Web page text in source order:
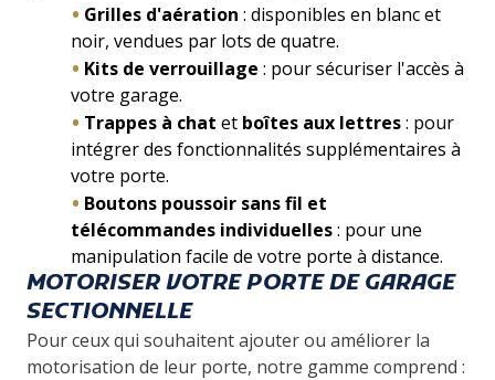
Grilles d'aération : disponibles en blanc et
noir, vendues par lots de quatre.
Kits de verrouillage : pour sécuriser l'accès à
votre garage.
Trappes à chat et boîtes aux lettres: pour
intégrer des fonctionnalités supplémentaires à
votre porte.
Boutons poussoir sans fil et
télécommandes individuelles: pour une
manipulation facile de votre porte à distance.
MOTORISER VOTRE PORTE DE GARAGE
SECTIONNELLE
Pour ceux qui souhaitent ajouter ou améliorer la
motorisation de leur porte, notre gamme comprend :